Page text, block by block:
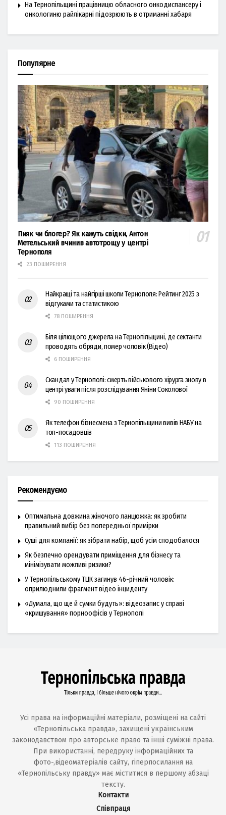
На Тернопільщині працівницю обласного онкодиспансеру і
онкологиню райлікарні підозрюють в отриманні хабаря
Популярне
Пияк чи блогер? Як кажуть свідки, Антон
Метельський вчинив автотрощу у центрі
Тернополя
23 ПОШИРЕННЯ
Найкращі та найгірші школи Тернополя: Рейтинг 2025 з
відгуками та статистикою
78 ПОШИРЕННЯ
Біля цілющого джерела на Тернопільщині, де сектанти
проводять обряди, помер чоловік (Відео)
6 ПОШИРЕННЯ
Скандал у Тернополі: смерть військового хірурга знову в
центрі уваги після розслідування Яніни Соколової
90 ПОШИРЕННЯ
Як телефон бізнесмена з Тернопільщини вивів НАБУ на
топ-посадовців
113 ПОШИРЕННЯ
Рекомендуємо
Оптимальна довжина жіночого ланцюжка: як зробити
правильний вибір без попередньої примірки
Суші для компанії: як зібрати набір, щоб усім сподобалося
Як безпечно орендувати приміщення для бізнесу та
мінімізувати можливі ризики?
У Тернопільському ТЦК загинув 46-річний чоловік:
оприлюднили фрагмент відео інциденту
«Думала, що ще й сумки будуть»: відеозапис у справі
«кришування» порноофісів у Тернополі
Усі права на інформаційні матеріали, розміщені на сайті
«Тернопільська правда», захищені українським
законодавством про авторське право та інші суміжні права.
При використанні, передруку інформаційних та
фото-,відеоматеріалів сайту, гіперпосилання на
«Тернопільську правду» має міститися в першому абзаці
тексту.
Контакти
Співпраця